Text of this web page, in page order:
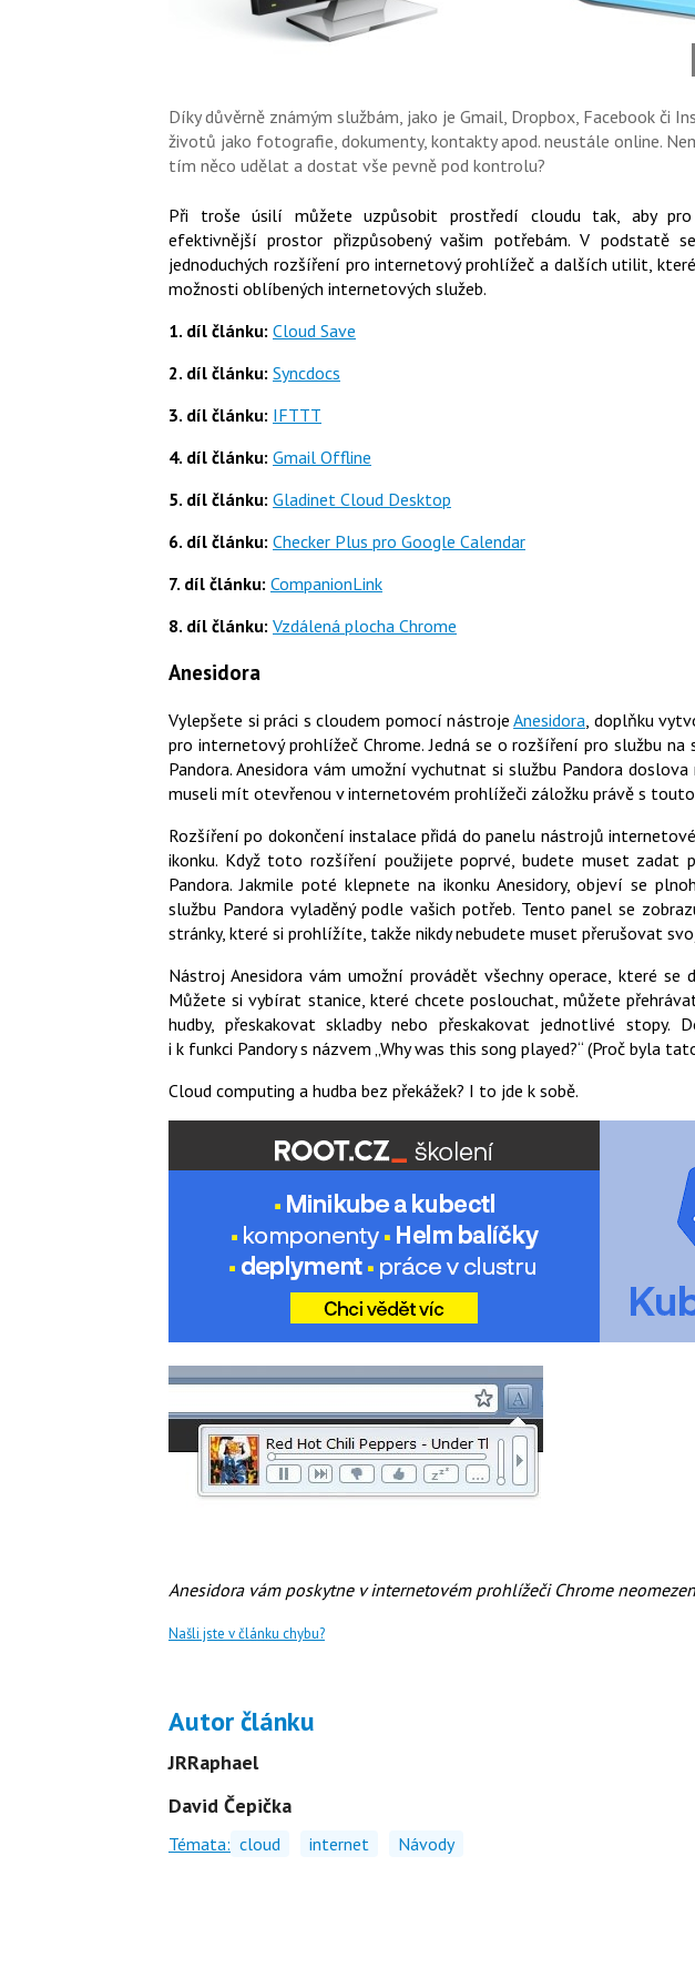
Díky důvěrně známým službám, jako je Gmail, Dropbox, Facebook či
životů jako fotografie, dokumenty, kontakty apod. neustále online.
tím něco udělat a dostat vše pevně pod kontrolu?
Při troše úsilí můžete uzpůsobit prostředí cloudu tak, aby
efektivnější prostor přizpůsobený vašim potřebám. V podstatě
jednoduchých rozšíření pro internetový prohlížeč a dalších utilit,
možnosti oblíbených internetových služeb.
1. díl článku: Cloud Save
2. díl článku: Syncdocs
3. díl článku: IFTTT
4. díl článku: Gmail Offline
5. díl článku: Gladinet Cloud Desktop
6. díl článku: Checker Plus pro Google Calendar
7. díl článku: CompanionLink
8. díl článku: Vzdálená plocha Chrome
Anesidora
Vylepšete si práci s cloudem pomocí nástrojeAnesidora, doplňku
pro internetový prohlížeč Chrome. Jedná se o rozšíření pro službu na
Pandora. Anesidora vám umožní vychutnat si službu Pandora
museli mít otevřenou v internetovém prohlížeči záložku právě s
Rozšíření po dokončení instalace přidá do panelu nástrojů
ikonku. Když toto rozšíření použijete poprvé, budete muset zadat
Pandora. Jakmile poté klepnete na ikonku Anesidory, objeví se
službu Pandora vyladěný podle vašich potřeb. Tento panel se
stránky, které si prohlížíte, takže nikdy nebudete muset přerušovat
Nástroj Anesidora vám umožní provádět všechny operace, které se
Můžete si vybírat stanice, které chcete poslouchat, můžete
hudby, přeskakovat skladby nebo přeskakovat jednotlivé stopy.
i k funkci Pandory s názvem „Why was this song played?“ (Proč byla
Cloud computing a hudba bez překážek? I to jde k sobě.
Anesidora vám poskytne v internetovém prohlížeči Chrome
Našli jste v článku chybu?
Autor článku
JRRaphael
David Čepička
Témata: cloud internet Návody